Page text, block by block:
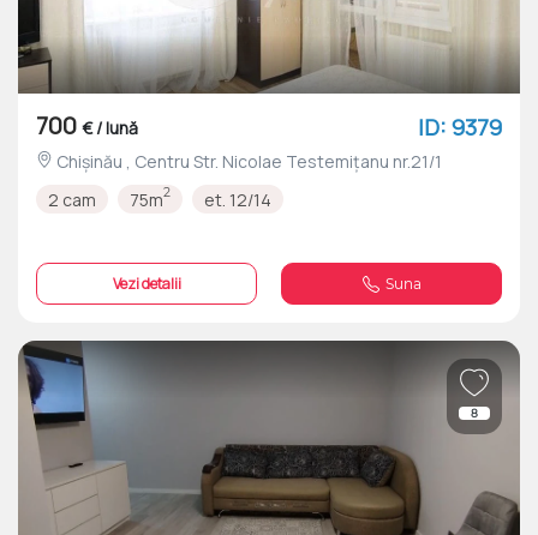
700 € / lună ID: 9379
Chișinău , Centru Str. Nicolae Testemițanu nr.21/1
2 cam
75m2 et. 12/14
Vezi detalii Suna
8